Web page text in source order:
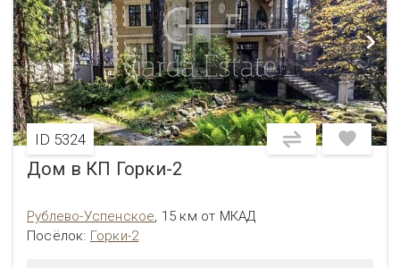
ID 5324
Дом в КП Горки-2
Рублево-Успенское, 15 км от МКАД
Посёлок: Горки-2